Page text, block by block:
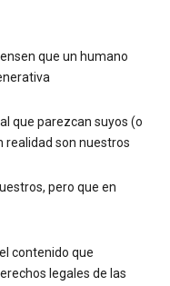
que un humano
que parezcan suyos (o
realidad son nuestros
pero que en
contenido que
legales de las